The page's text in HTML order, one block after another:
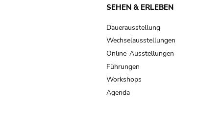
SEHEN & ERLEBEN
Dauerausstellung
Wechselausstellungen
Online-Ausstellungen
Führungen
Workshops
Agenda